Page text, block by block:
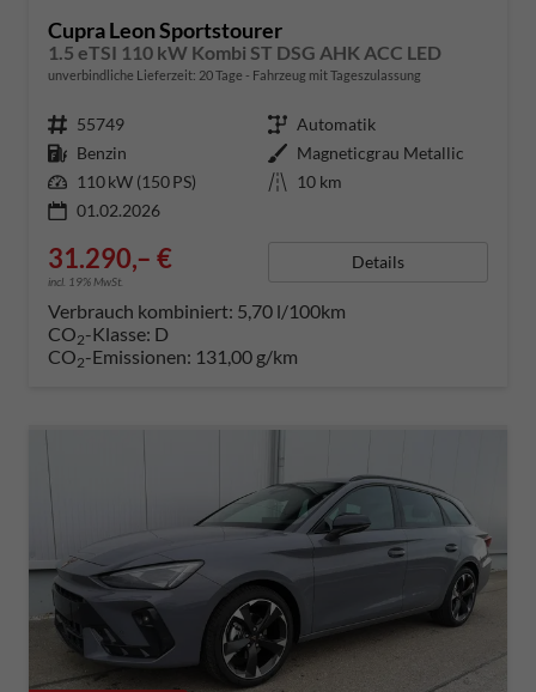
Cupra Leon Sportstourer
1.5 eTSI 110 kW Kombi ST DSG AHK ACC LED
unverbindliche Lieferzeit: 20 Tage Fahrzeug mit Tageszulassung
Fahrzeugnummer 55749 Getriebe Automatik
Kraftstoff Benzin Außenfarbe Magneticgrau Metallic
Leistung 110 kW (150 PS) Kilometerstand 10 km
01.02.2026
31.290,– €
incl. 19% MwSt.
Details
Verbrauch kombiniert: 5,70 l/100km
CO2-Klasse: D
CO2-Emissionen: 131,00 g/km